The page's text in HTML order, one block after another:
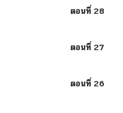
ตอนที่ 28
ตอนที่ 27
ตอนที่ 26